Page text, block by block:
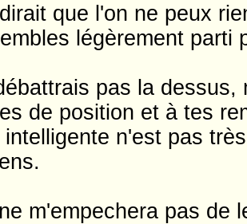
que l'on ne peux
légèrement parti
pas la
de position et à tes
intelligente n'est pas
m'empechera pas de